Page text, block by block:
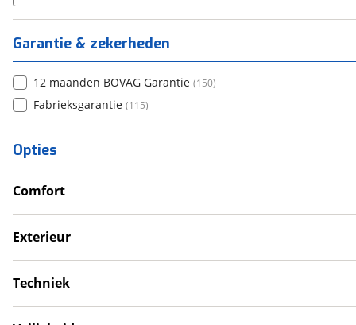
Garantie & zekerheden
12 maanden BOVAG Garantie (150)
Fabrieksgarantie (115)
Opties
Comfort
Douche
Verwarmde leefruimte
Exterieur
Fietsendrager
Schotel
Techniek